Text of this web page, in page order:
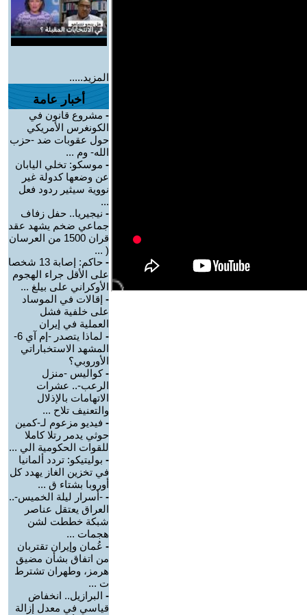
المزيد.....
أخبار عامة
- مشروع قانون في
الكونغرس الأمريكي
حول عقوبات ضد -حزب
الله- وم ...
- موسكو: تخلي اليابان
عن وضعها كدولة غير
نووية سيثير ردود فعل
...
- نيجيريا.. حفل زفاف
جماعي ضخم يشهد عقد
قران 1500 من العرسان
( ...
-
حاكم: إصابة 13 شخصا
على الأقل جراء الهجوم
الأوكراني على بيلغ ...
- إقالات في الموساد
على خلفية فشل
العملية في إيران
-
لماذا يتصدر -إم آي 6-
المشهد الاستخباراتي
الأوروبي؟
-كواليس -منزل
الرعب-.. عشرات
الاتهامات بالإذلال
والتعنيف تلاح ...
- فيديو مزعوم لـ-كمين
حوثي يدمر رتلا كاملا
للقوات الحكومية الي ...
- بوليتيكو: تردد ألمانيا
في تخزين الغاز يهدد كل
أوروبا بشتاء ق ...
- -أسرار ليلة الخميس-..
العراق يعتقل عناصر
شبكة خططت لشن
هجمات ...
- عُمان وإيران تقتربان
من اتفاق بشأن مضيق
هرمز، وطهران تشترط
ت ...
- البرازيل.. انخفاض
قياسي في معدل إزالة